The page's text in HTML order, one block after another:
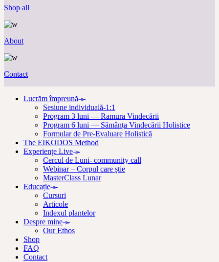
Shop all
About
Contact
Lucrăm împreună
Sesiune individuală-1:1
Program 3 luni — Ramura Vindecării
Program 6 luni — Sămânța Vindecării Holistice
Formular de Pre-Evaluare Holistică
The EIKODOS Method
Experiențe Live
Cercul de Luni- community call
Webinar – Corpul care știe
MasterClass Lunar
Educație
Cursuri
Articole
Indexul plantelor
Despre mine
Our Ethos
Shop
FAQ
Contact